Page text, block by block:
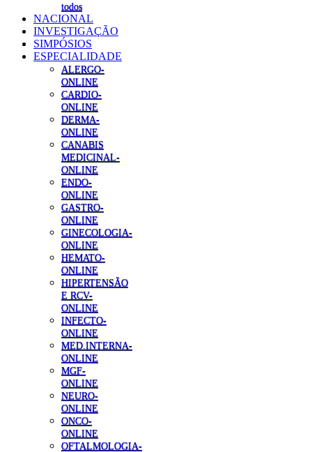
todos
NACIONAL
INVESTIGAÇÃO
SIMPÓSIOS
ESPECIALIDADE
ALERGO-
ONLINE
CARDIO-
ONLINE
DERMA-
ONLINE
CANABIS
MEDICINAL-
ONLINE
ENDO-
ONLINE
GASTRO-
ONLINE
GINECOLOGIA-
ONLINE
HEMATO-
ONLINE
HIPERTENSÃO
E RCV-
ONLINE
INFECTO-
ONLINE
MED.INTERNA-
ONLINE
MGF-
ONLINE
NEURO-
ONLINE
ONCO-
ONLINE
OFTALMOLOGIA-